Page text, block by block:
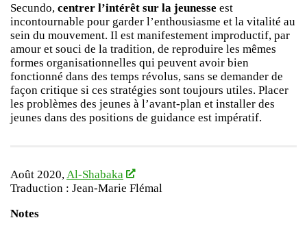
Secundo, centrer l’intérêt sur la jeunesse est
incontournable pour garder l’enthousiasme et la vitalité au
sein du mouvement. Il est manifestement improductif, par
amour et souci de la tradition, de reproduire les mêmes
formes organisationnelles qui peuvent avoir bien
fonctionné dans des temps révolus, sans se demander de
façon critique si ces stratégies sont toujours utiles. Placer
les problèmes des jeunes à l’avant-plan et installer des
jeunes dans des positions de guidance est impératif.
Août 2020, Al-Shabaka
Traduction : Jean-Marie Flémal
Notes